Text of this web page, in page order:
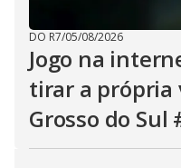
DO R7/05/08/2026
Jogo na
tirar a própria
Grosso do